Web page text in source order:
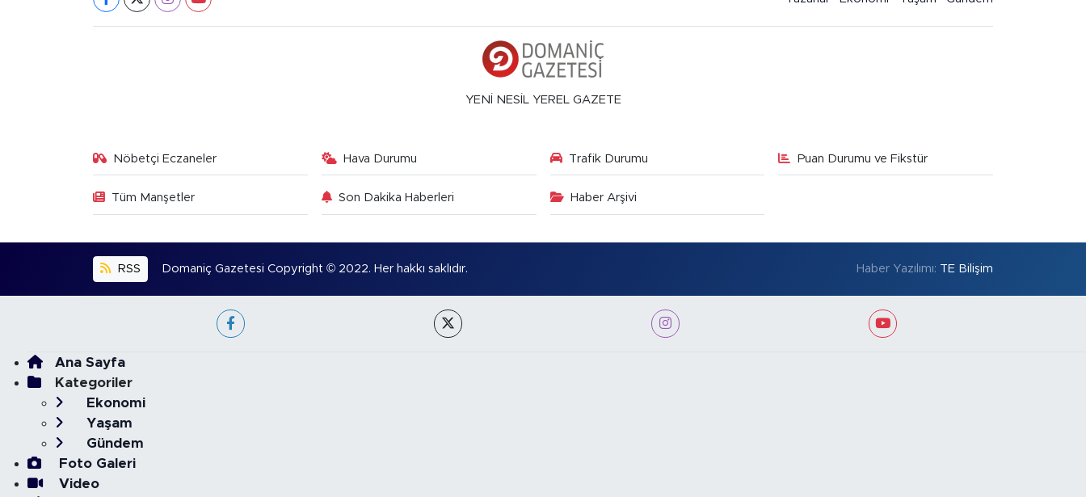
YENİ NESİL YEREL GAZETE
Nöbetçi Eczaneler Hava Durumu Trafik Durumu Puan Durumu ve Fikstür
Tüm Manşetler Son Dakika Haberleri Haber Arşivi
RSS Domaniç Gazetesi Copyright © 2022. Her hakkı saklıdır. Haber Yazılımı: TE Bilişim
Ana Sayfa
Kategoriler
Ekonomi
Yaşam
Gündem
Foto Galeri
Video